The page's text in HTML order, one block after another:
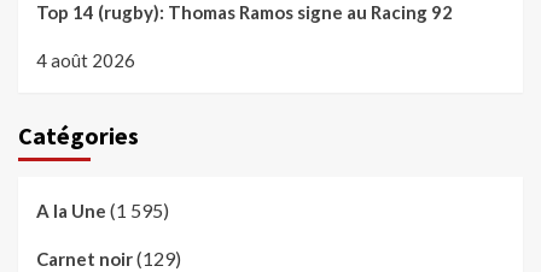
Top 14 (rugby): Thomas Ramos signe au Racing 92
4 août 2026
Catégories
A la Une (1 595)
Carnet noir(129)